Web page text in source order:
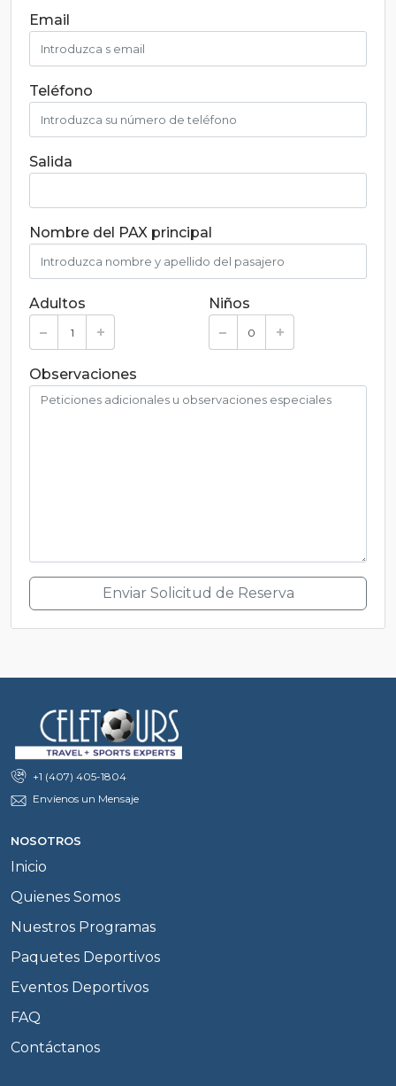
Email
Teléfono
Salida
Nombre del PAX principal
Adultos Niños
Observaciones
Enviar Solicitud de Reserva
+1 (407) 405-1804
Envíenos un Mensaje
NOSOTROS
Inicio
Quienes Somos
Nuestros Programas
Paquetes Deportivos
Eventos Deportivos
FAQ
Contáctanos